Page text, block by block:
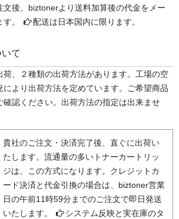
文後、biztonerより送料加算後の代金をメー
す。
配送は日本国内に限ります。
て
荷、２種類の出荷方法があります。工場の空
により出荷方法を定めています。ご希望商品
確認ください。出荷方法の指定は出来ませ
貴社のご注文・決済完了後、直ぐに出荷い
たします。流通量の多いトナーカートリッ
ジは、この方式になります。クレジットカ
ード決済と代金引換の場合は、biztoner営業
日の午前11時59分までのご注文で即日発送
いたします。
システム反映と実在庫のタ